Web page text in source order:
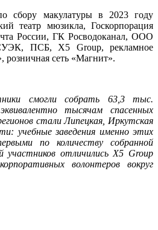
сбору макулатуры в 2023 году
театр мюзикла, Госкорпорация
России, ГК Росводоканал, ООО
ПСБ, X5 Group, рекламное
сеть «Магнит».
смогли собрать 63,3 тыс.
тысячам спасенных
стали Липецкая, Иркутская
учебные заведения именно этих
по количеству собранной
участников отличились Х5 Group
волонтеров вокруг